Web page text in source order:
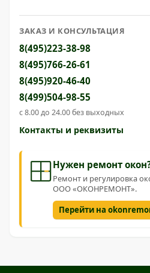
ЗАКАЗ И КОНСУЛЬТАЦИЯ
8(495)223-38-98
8(495)766-26-61
8(495)920-46-40
8(499)504-98-55
с 8.00 до 24.00 без выходных
Контакты и реквизиты
Нужен ремонт
Ремонт и регулировка
ООО «ОКОНРЕМОНТ».
Перейти на